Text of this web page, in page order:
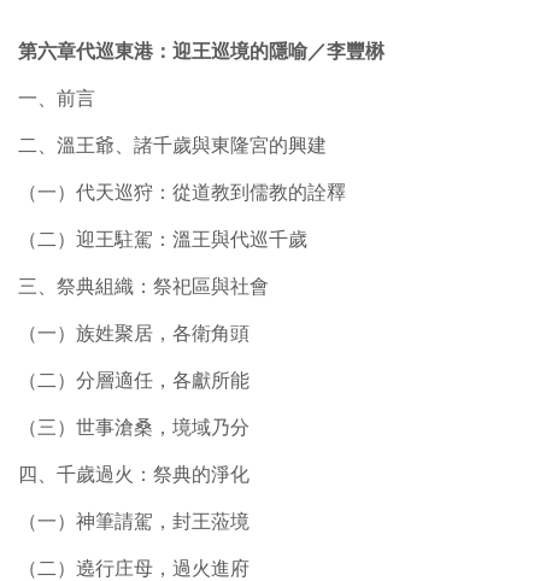
第六章代巡東港：迎王巡境的隱喻／李豐楙
一、前言
二、溫王爺、諸千歲與東隆宮的興建
（一）代天巡狩：從道教到儒教的詮釋
（二）迎王駐駕：溫王與代巡千歲
三、祭典組織：祭祀區與社會
（一）族姓聚居，各衛角頭
（二）分層適任，各獻所能
（三）世事滄桑，境域乃分
四、千歲過火：祭典的淨化
（一）神筆請駕，封王蒞境
（二）遶行庄母，過火進府